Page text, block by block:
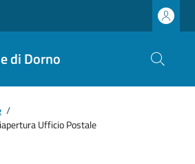
di Dorno
/
Ufficio Postale